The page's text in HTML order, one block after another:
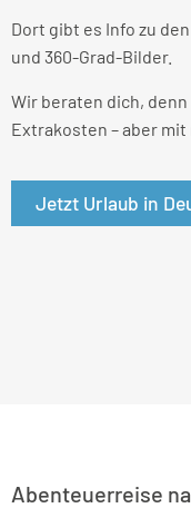
Dort gibt es Info zu
und 360-Grad-Bilder.
Wir beraten dich,
Extrakosten – aber
Jetzt Urlaub in
Abenteuerreise